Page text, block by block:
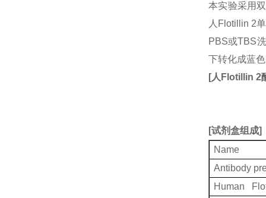
本实验采用
人Flotillin 2
PBS或TBS
下转化成蓝
[人 Flotillin 2
[试剂盒组成]
Name
Antibody
Human